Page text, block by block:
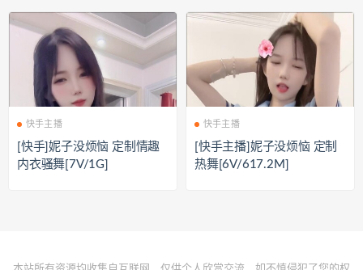
快手主播
[快手]妮子没烦恼 定制情趣
内衣骚舞[7V/1G]
快手主播
[快手主播]妮子没烦恼 定制
热舞[6V/617.2M]